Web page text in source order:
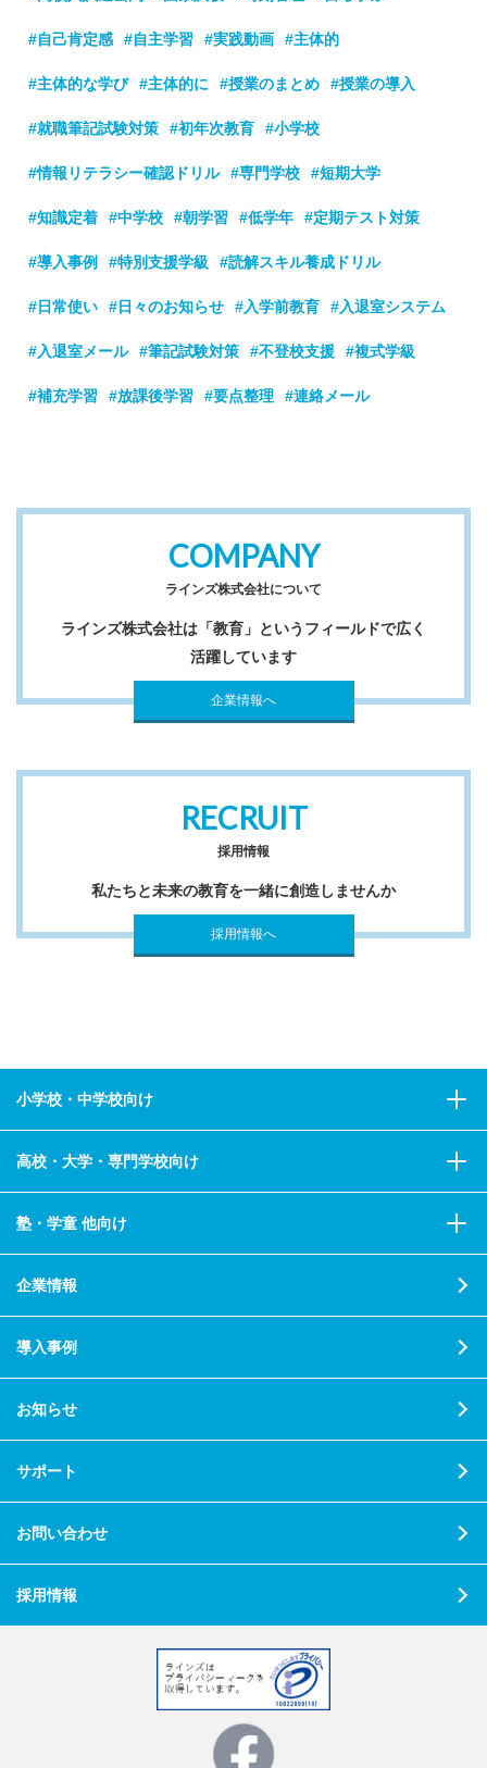
#自己肯定感 #自主学習 #実践動画 #主体的
#主体的な学び #主体的に #授業のまとめ #授業の導入
#就職筆記試験対策 #初年次教育 #小学校
#情報リテラシー確認ドリル #専門学校 #短期大学
#知識定着 #中学校 #朝学習 #低学年 #定期テスト対策
#導入事例 #特別支援学級 #読解スキル養成ドリル
#日常使い #日々のお知らせ #入学前教育 #入退室システム
#入退室メール #筆記試験対策 #不登校支援 #複式学級
#補充学習 #放課後学習 #要点整理 #連絡メール
COMPANY
ラインズ株式会社について
ラインズ株式会社は「教育」というフィールドで広く
活躍しています
企業情報へ
RECRUIT
採用情報
私たちと未来の教育を一緒に創造しませんか
採用情報へ
小学校・中学校向け
高校・大学・専門学校向け
塾・学童 他向け
企業情報
導入事例
お知らせ
サポート
お問い合わせ
採用情報